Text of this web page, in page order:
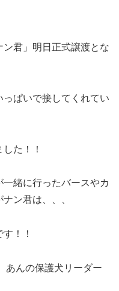
ン君」明日正式譲渡とな
ぱいで接してくれてい
た！！
緒に行ったバースやカ
ン君は、、、
！！
あんの保護犬リーダー